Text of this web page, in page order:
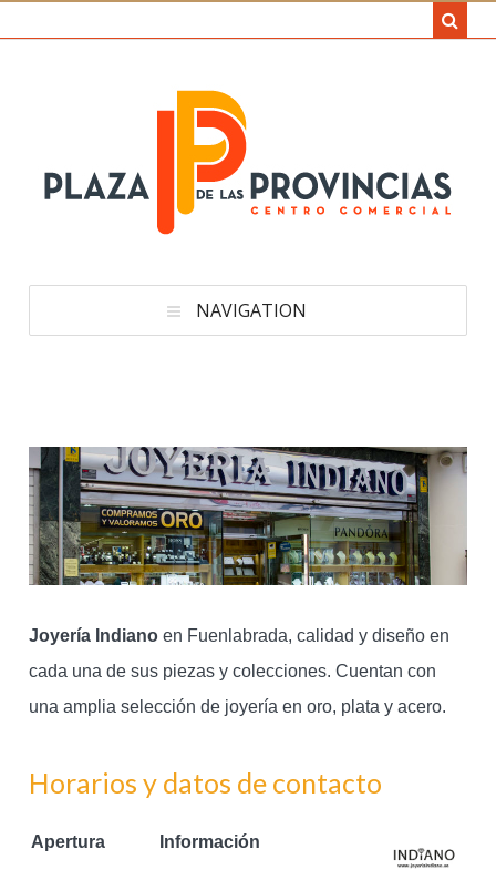
NAVIGATION
Joyería Indiano en Fuenlabrada, calidad y diseño en
cada una de sus piezas y colecciones. Cuentan con
una amplia selección de joyería en oro, plata y acero.
Horarios y datos de contacto
Apertura Información